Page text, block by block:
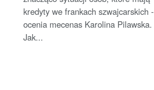
kredyty we frankach szwajcarskich -
ocenia mecenas Karolina Pilawska.
Jak...